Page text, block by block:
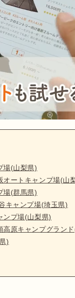
場(山梨県)
ートキャンプ場(山
場(群馬県)
キャンプ場(埼玉県)
ンプ場(山梨県)
原キャンプグラン
)